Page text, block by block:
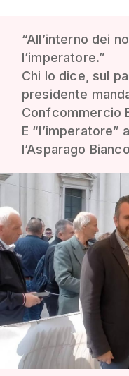
“All’interno dei
l’imperatore.”
Chi lo dice, sul
presidente
Confcommercio
E “l’imperatore”
l’Asparago